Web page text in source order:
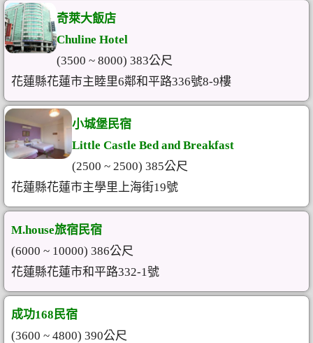
奇萊大飯店
Chuline Hotel
(3500 ~ 8000) 383公尺
花蓮縣花蓮市主睦里6鄰和平路336號8-9樓
小城堡民宿
Little Castle Bed and Breakfast
(2500 ~ 2500) 385公尺
花蓮縣花蓮市主學里上海街19號
M.house旅宿民宿
(6000 ~ 10000) 386公尺
花蓮縣花蓮市和平路332-1號
成功168民宿
(3600 ~ 4800) 390公尺